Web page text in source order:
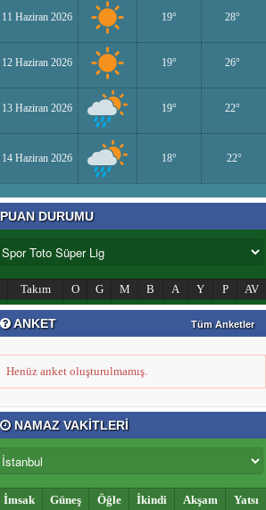
Esenlerin Ablası
BAŞARILI OLMANIN SIRLARI
Sümeyye KAYA
Miraç Gecesi
Muhammed Süleyman Çelebi
Şehir ve Aile Şurasının Düşündürdükleri (2)
Şeref Yumurtacı
Bir İnsanlık Mektebi: Tosya Yaren Kültürü
11 Haziran 2026 19° 28°
12 Haziran 2026 19° 26°
13 Haziran 2026 19° 22°
14 Haziran 2026 18° 22°
PUAN DURUMU
Takım O G M B A Y P AV
ANKET Tüm Anketler
Henüz anket oluşturulmamış.
NAMAZ VAKİTLERİ
İmsak Güneş Öğle İkindi Akşam Yatsı